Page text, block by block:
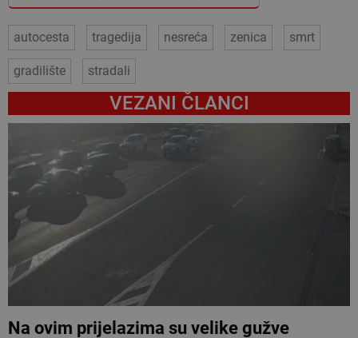
autocesta tragedija nesreća zenica smrt
gradilište stradali
VEZANI ČLANCI
Na ovim prijelazima su velike gužve